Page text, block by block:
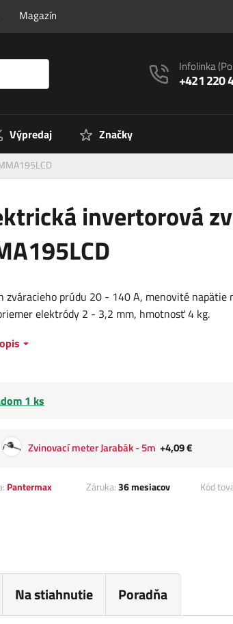
Magazín
Infolinka
+421 220
Výpredaj Značky
invertorová
zváracieho prúdu 20 - 140 A, menovité napätie
elektródy 2 - 3,2 mm, hmotnosť 4 kg.
1 ks
Zvinovací meter Jarabák - 5m +4,09 €
Pantermax Záruka:36 mesiacov Kód
Na stiahnutie Poradňa